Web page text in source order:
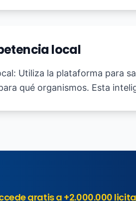
local
Utiliza la plataforma para
qué organismos. Esta
gratis a +2.000.000